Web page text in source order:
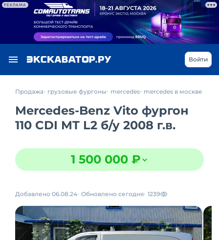
РЕКЛАМА
Войти
Продажа грузовые фургоны mercedes mercedes в москве
Mercedes-Benz Vito фургон
110 CDI MT L2 б/у 2008 г.в.
1 500 000 ₽
Добавлено 06.08.24 Обновлено сегодня 1239